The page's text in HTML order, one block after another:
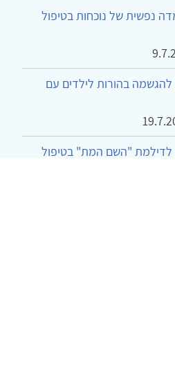
נפשית של נוכחות בטיפול
בהורות לילדים עם
לדילמת "השם המת" בטיפול